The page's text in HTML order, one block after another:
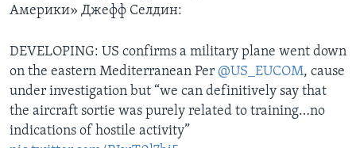
Америки» Джефф Селдин:
DEVELOPING: US confirms a military plane went down
on the eastern Mediterranean Per @US_EUCOM, cause
under investigation but “we can definitively say that
the aircraft sortie was purely related to training…no
indications of hostile activity”